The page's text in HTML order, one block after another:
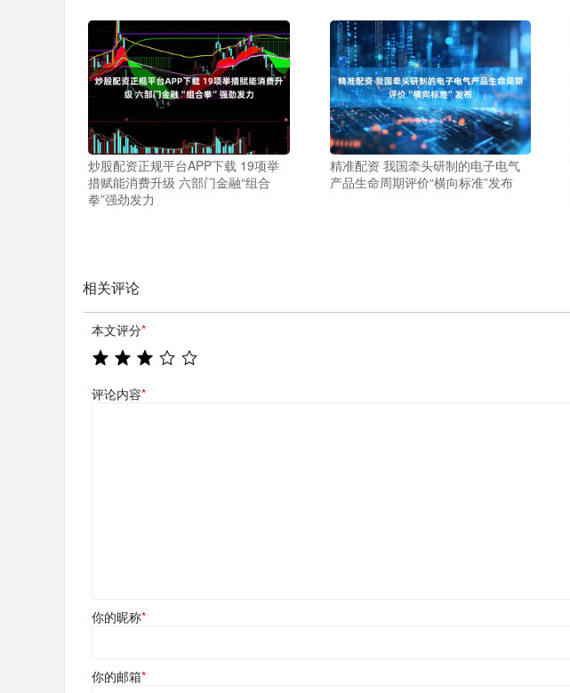
炒股配资正规平台APP下载 19项举
措赋能消费升级 六部门金融“组合
拳”强劲发力
精准配资 我国牵头研制的电子电气
产品生命周期评价“横向标准”发布
相关评论
本文评分*
评论内容*
你的昵称*
你的邮箱*